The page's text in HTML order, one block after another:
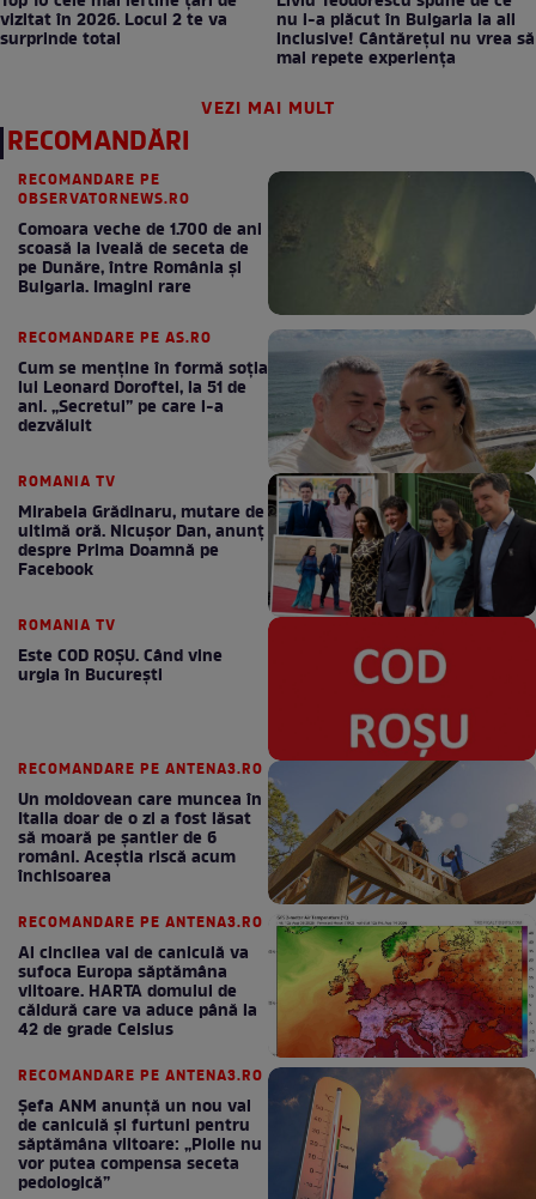
vizitat în 2026. Locul 2 te va
surprinde total
nu i-a plăcut în Bulgaria la all
inclusive! Cântărețul nu vrea să
mai repete experiența
VEZI MAI MULT
RECOMANDĂRI
RECOMANDARE PE
OBSERVATORNEWS.RO
Comoara veche de 1.700 de ani
scoasă la iveală de seceta de
pe Dunăre, între România şi
Bulgaria. Imagini rare
RECOMANDARE PE AS.RO
Cum se menţine în formă soţia
lui Leonard Doroftei, la 51 de
ani. „Secretul” pe care l-a
dezvăluit
ROMANIA TV
Mirabela Grădinaru, mutare de
ultimă oră. Nicuşor Dan, anunţ
despre Prima Doamnă pe
Facebook
ROMANIA TV
Este COD ROŞU. Când vine
urgia în Bucureşti
RECOMANDARE PE ANTENA3.RO
Un moldovean care muncea în
Italia doar de o zi a fost lăsat
să moară pe şantier de 6
români. Aceștia riscă acum
închisoarea
RECOMANDARE PE ANTENA3.RO
Al cincilea val de caniculă va
sufoca Europa săptămâna
viitoare. HARTA domului de
căldură care va aduce până la
42 de grade Celsius
RECOMANDARE PE ANTENA3.RO
Șefa ANM anunță un nou val
de caniculă și furtuni pentru
săptămâna viitoare: „Ploile nu
vor putea compensa seceta
pedologică”